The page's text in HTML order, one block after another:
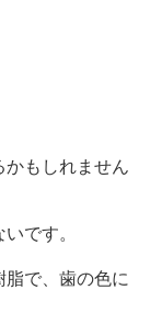
かもしれません
です。
で、歯の色に